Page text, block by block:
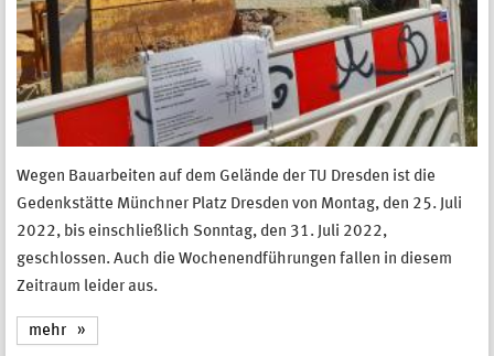
Wegen Bauarbeiten auf dem Gelände der TU Dresden ist die
Gedenkstätte Münchner Platz Dresden von Montag, den 25. Juli
2022, bis einschließlich Sonntag, den 31. Juli 2022,
geschlossen. Auch die Wochenendführungen fallen in diesem
Zeitraum leider aus.
mehr